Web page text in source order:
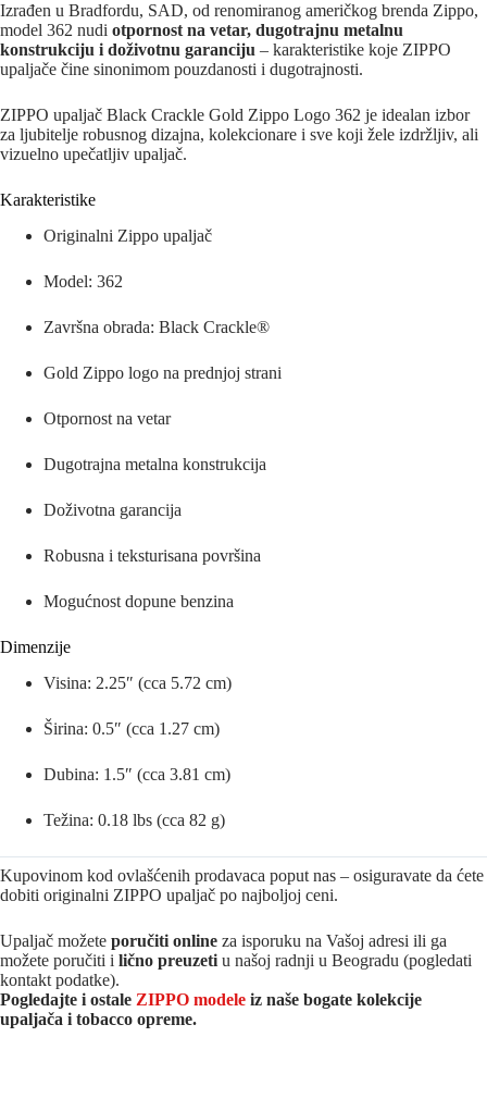
Izrađen u Bradfordu, SAD, od renomiranog američkog brenda Zippo,
model 362 nudi otpornost na vetar, dugotrajnu metalnu
konstrukciju i doživotnu garanciju – karakteristike koje ZIPPO
upaljače čine sinonimom pouzdanosti i dugotrajnosti.
ZIPPO upaljač Black Crackle Gold Zippo Logo 362 je idealan izbor
za ljubitelje robusnog dizajna, kolekcionare i sve koji žele izdržljiv, ali
vizuelno upečatljiv upaljač.
Karakteristike
Originalni Zippo upaljač
Model: 362
Završna obrada: Black Crackle®
Gold Zippo logo na prednjoj strani
Otpornost na vetar
Dugotrajna metalna konstrukcija
Doživotna garancija
Robusna i teksturisana površina
Mogućnost dopune benzina
Dimenzije
Visina: 2.25″ (cca 5.72 cm)
Širina: 0.5″ (cca 1.27 cm)
Dubina: 1.5″ (cca 3.81 cm)
Težina: 0.18 lbs (cca 82 g)
Kupovinom kod ovlašćenih prodavaca poput nas – osiguravate da ćete
dobiti originalni ZIPPO upaljač po najboljoj ceni.
Upaljač možete poručiti online za isporuku na Vašoj adresi ili ga
možete poručiti i lično preuzeti u našoj radnji u Beogradu (pogledati
kontakt podatke).
Pogledajte i ostale ZIPPO modele iz naše bogate kolekcije
upaljača i tobacco opreme.